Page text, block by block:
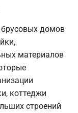
домов
материалов
коттеджи
строений